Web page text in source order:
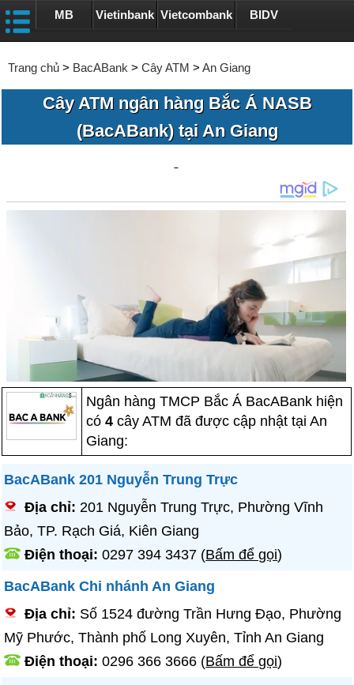
MB Vietinbank Vietcombank BIDV
Trang chủ > BacABank > Cây ATM > An Giang
Cây ATM ngân hàng Bắc Á NASB
(BacABank) tại An Giang
Ngân hàng TMCP Bắc Á BacABank hiện
có4 cây ATM đã được cập nhật tại An
Giang:
BacABank 201 Nguyễn Trung Trực
Địa chỉ:201 Nguyễn Trung Trực, Phường Vĩnh
Bảo, TP. Rạch Giá, Kiên Giang
Điện thoại:0297 394 3437 (Bấm để gọi)
BacABank Chi nhánh An Giang
Địa chỉ: Số 1524 đường Trần Hưng Đạo, Phường
Mỹ Phước, Thành phố Long Xuyên, Tỉnh An Giang
Điện thoại:0296 366 3666 (Bấm để gọi)